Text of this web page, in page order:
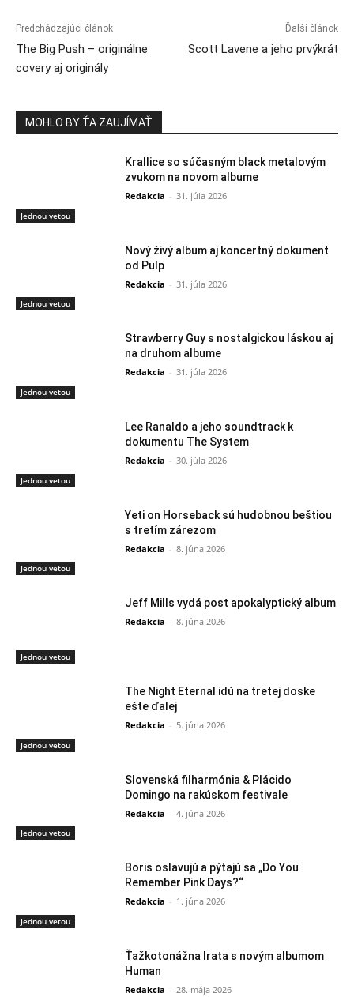
Predchádzajúci článok
The Big Push – originálne
covery aj originály
Ďalší článok
Scott Lavene a jeho prvýkrát
MOHLO BY ŤA ZAUJÍMAŤ
Jednou vetou
Krallice so súčasným black metalovým
zvukom na novom albume
Redakcia - 31. júla 2026
Jednou vetou
Nový živý album aj koncertný dokument
od Pulp
Redakcia - 31. júla 2026
Jednou vetou
Strawberry Guy s nostalgickou láskou aj
na druhom albume
Redakcia - 31. júla 2026
Jednou vetou
Lee Ranaldo a jeho soundtrack k
dokumentu The System
Redakcia - 30. júla 2026
Jednou vetou
Yeti on Horseback sú hudobnou beštiou
s tretím zárezom
Redakcia - 8. júna 2026
Jednou vetou
Jeff Mills vydá post apokalyptický album
Redakcia - 8. júna 2026
Jednou vetou
The Night Eternal idú na tretej doske
ešte ďalej
Redakcia - 5. júna 2026
Jednou vetou
Slovenská filharmónia & Plácido
Domingo na rakúskom festivale
Redakcia - 4. júna 2026
Jednou vetou
Boris oslavujú a pýtajú sa „Do You
Remember Pink Days?“
Redakcia - 1. júna 2026
Ťažkotonážna Irata s novým albumom
Human
Redakcia - 28. mája 2026